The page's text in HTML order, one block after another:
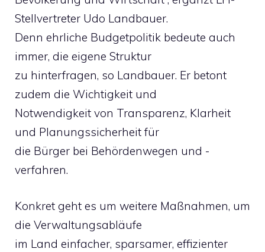
Stellvertreter Udo Landbauer.
Denn ehrliche Budgetpolitik bedeute auch
immer, die eigene Struktur
zu hinterfragen, so Landbauer. Er betont
zudem die Wichtigkeit und
Notwendigkeit von Transparenz, Klarheit
und Planungssicherheit für
die Bürger bei Behördenwegen und -
verfahren.
Konkret geht es um weitere Maßnahmen, um
die Verwaltungsabläufe
im Land einfacher, sparsamer, effizienter